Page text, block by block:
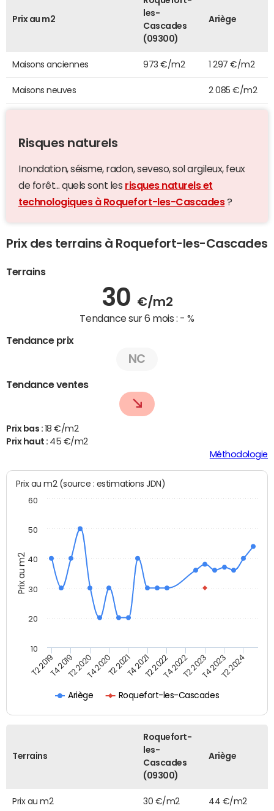
Prix au m2
les-
Cascades
(09300)
Ariège
Maisons anciennes 973 €/m2 1 297 €/m2
Maisons neuves 2 085 €/m2
Risques naturels
Inondation, séisme, radon, seveso, sol argileux, feux
de forêt... quels sont les risques naturels et
technologiques à Roquefort-les-Cascades?
Prix des terrains à Roquefort-les-Cascades
Terrains
30 €/m2
Tendance sur 6 mois : - %
Tendance prix
NC
Tendance ventes
Prix bas : 18 €/m2
Prix haut : 45 €/m2
Méthodologie
Prix au m2
Prix au m2 (source : estimations JDN)
Ariège Roquefort-les-Cascades
T2 2019T4 2019T2 2020T4 2020T2 2021T4 2021T2 2022T4 2022T2 2023T4 2023T2 2024
10
20
30
40
50
60
Terrains
Roquefort-
les-
Cascades
(09300)
Ariège
Prix au m2 30 €/m2 44 €/m2